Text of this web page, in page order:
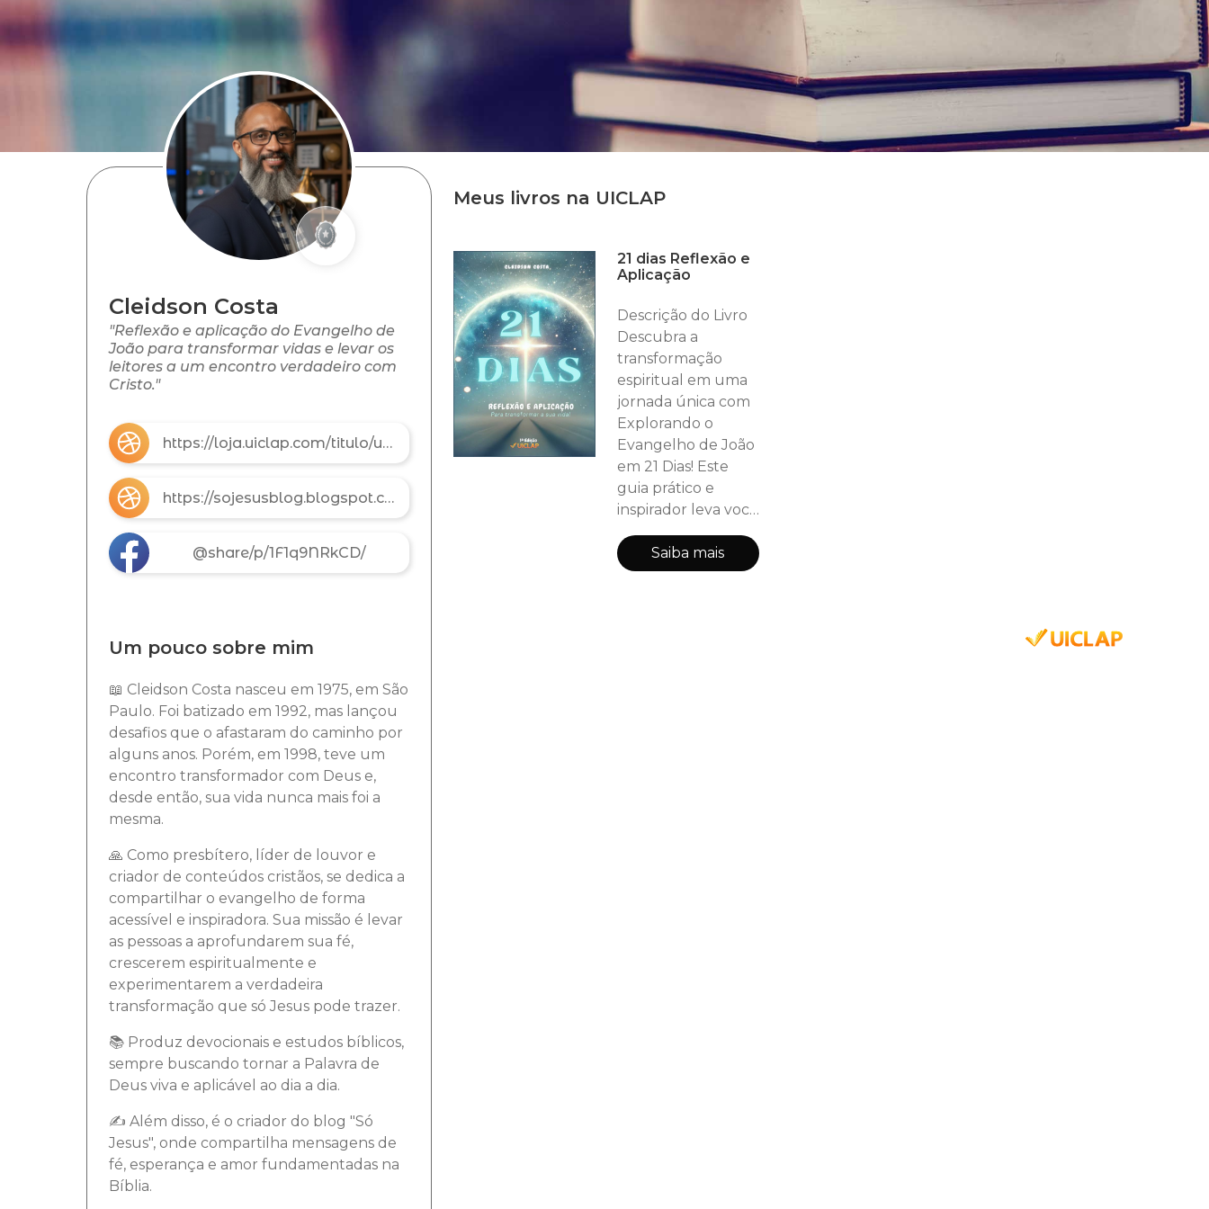
Cleidson Costa
"Reflexão e aplicação do Evangelho de
João para transformar vidas e levar os
leitores a um encontro verdadeiro com
Cristo."
https://loja.uiclap.com/titulo/ua76686
https://sojesusblog.blogspot.com
@share/p/1F1q9NRkCD/
Um pouco sobre mim
📖 Cleidson Costa nasceu em 1975, em São
Paulo. Foi batizado em 1992, mas lançou
desafios que o afastaram do caminho por
alguns anos. Porém, em 1998, teve um
encontro transformador com Deus e,
desde então, sua vida nunca mais foi a
mesma.
🙏 Como presbítero, líder de louvor e
criador de conteúdos cristãos, se dedica a
compartilhar o evangelho de forma
acessível e inspiradora. Sua missão é levar
as pessoas a aprofundarem sua fé,
crescerem espiritualmente e
experimentarem a verdadeira
transformação que só Jesus pode trazer.
📚 Produz devocionais e estudos bíblicos,
sempre buscando tornar a Palavra de
Deus viva e aplicável ao dia a dia.
✍️ Além disso, é o criador do blog "Só
Jesus", onde compartilha mensagens de
fé, esperança e amor fundamentadas na
Bíblia.
Meus livros na UICLAP
21 dias Reflexão e
Aplicação
Descrição do Livro
Descubra a
transformação
espiritual em uma
jornada única com
Explorando o
Evangelho de João
em 21 Dias! Este
guia prático e
inspirador leva você
a aprofundar sua fé
através do
Evangelho de João
Saiba mais